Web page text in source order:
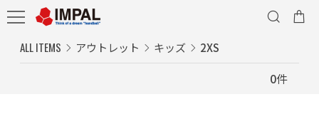
ALL ITEMS アウトレット キッズ 2XS
0件